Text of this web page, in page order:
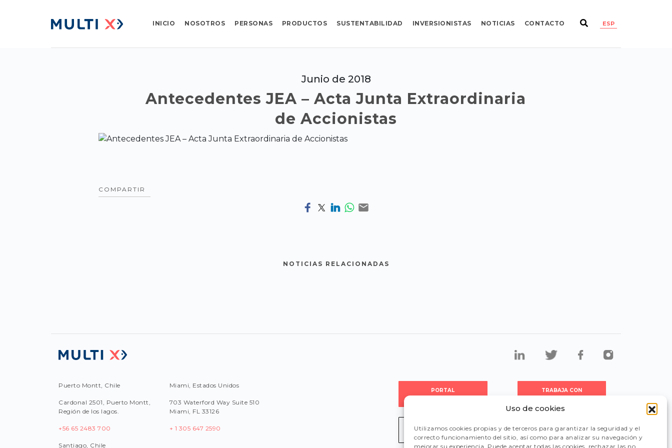
Uso de cookies
Utilizamos cookies propias y de terceros para garantizar la seguridad y el
correcto funcionamiento del sitio, así como para analizar su navegación y
mejorar su experiencia. Puede aceptar todas las cookies, rechazar las no
INICIO NOSOTROS PERSONAS PRODUCTOS SUSTENTABILIDAD INVERSIONISTAS NOTICIAS CONTACTO ESP
Junio de 2018
Antecedentes JEA – Acta Junta Extraordinaria
de Accionistas
COMPARTIR
NOTICIAS RELACIONADAS
Puerto Montt, Chile
Cardonal 2501, Puerto Montt,
Región de los lagos.
+56 65 2483 700
Santiago, Chile
Miami, Estados Unidos
703 Waterford Way Suite 510
Miami, FL 33126
+ 1 305 647 2590
PORTAL
PROVEEDORES
LEGISLACIÓN
TRABAJA CON
NOSOTROS
FAQ